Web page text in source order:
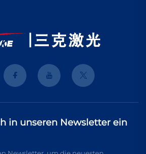
in unseren Newsletter ein